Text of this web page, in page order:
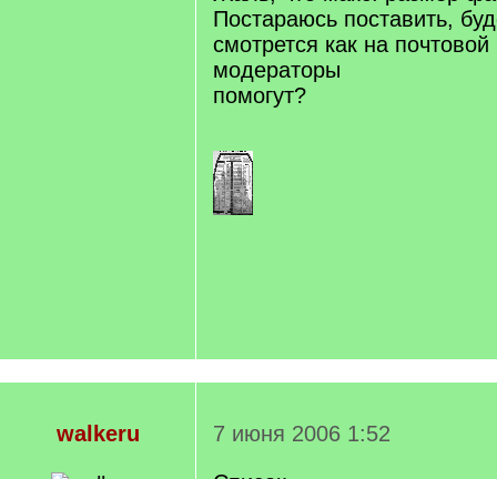
Постараюсь поставить,
смотрется как на
модераторы
помогут?
walkeru
7 июня 2006 1:52